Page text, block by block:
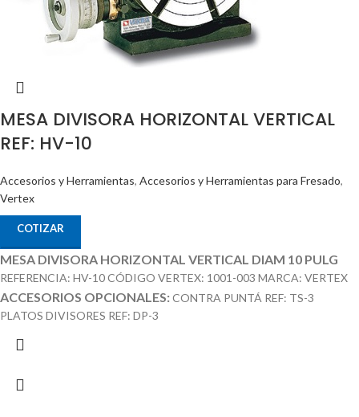
MESA DIVISORA HORIZONTAL VERTICAL
REF: HV-10
Accesorios y Herramientas, Accesorios y Herramientas para Fresado,
Vertex
COTIZAR
MESA DIVISORA HORIZONTAL VERTICAL DIAM 10 PULG
REFERENCIA: HV-10 CÓDIGO VERTEX: 1001-003 MARCA: VERTEX
ACCESORIOS OPCIONALES:CONTRA PUNTÁ REF: TS-3
PLATOS DIVISORES REF: DP-3